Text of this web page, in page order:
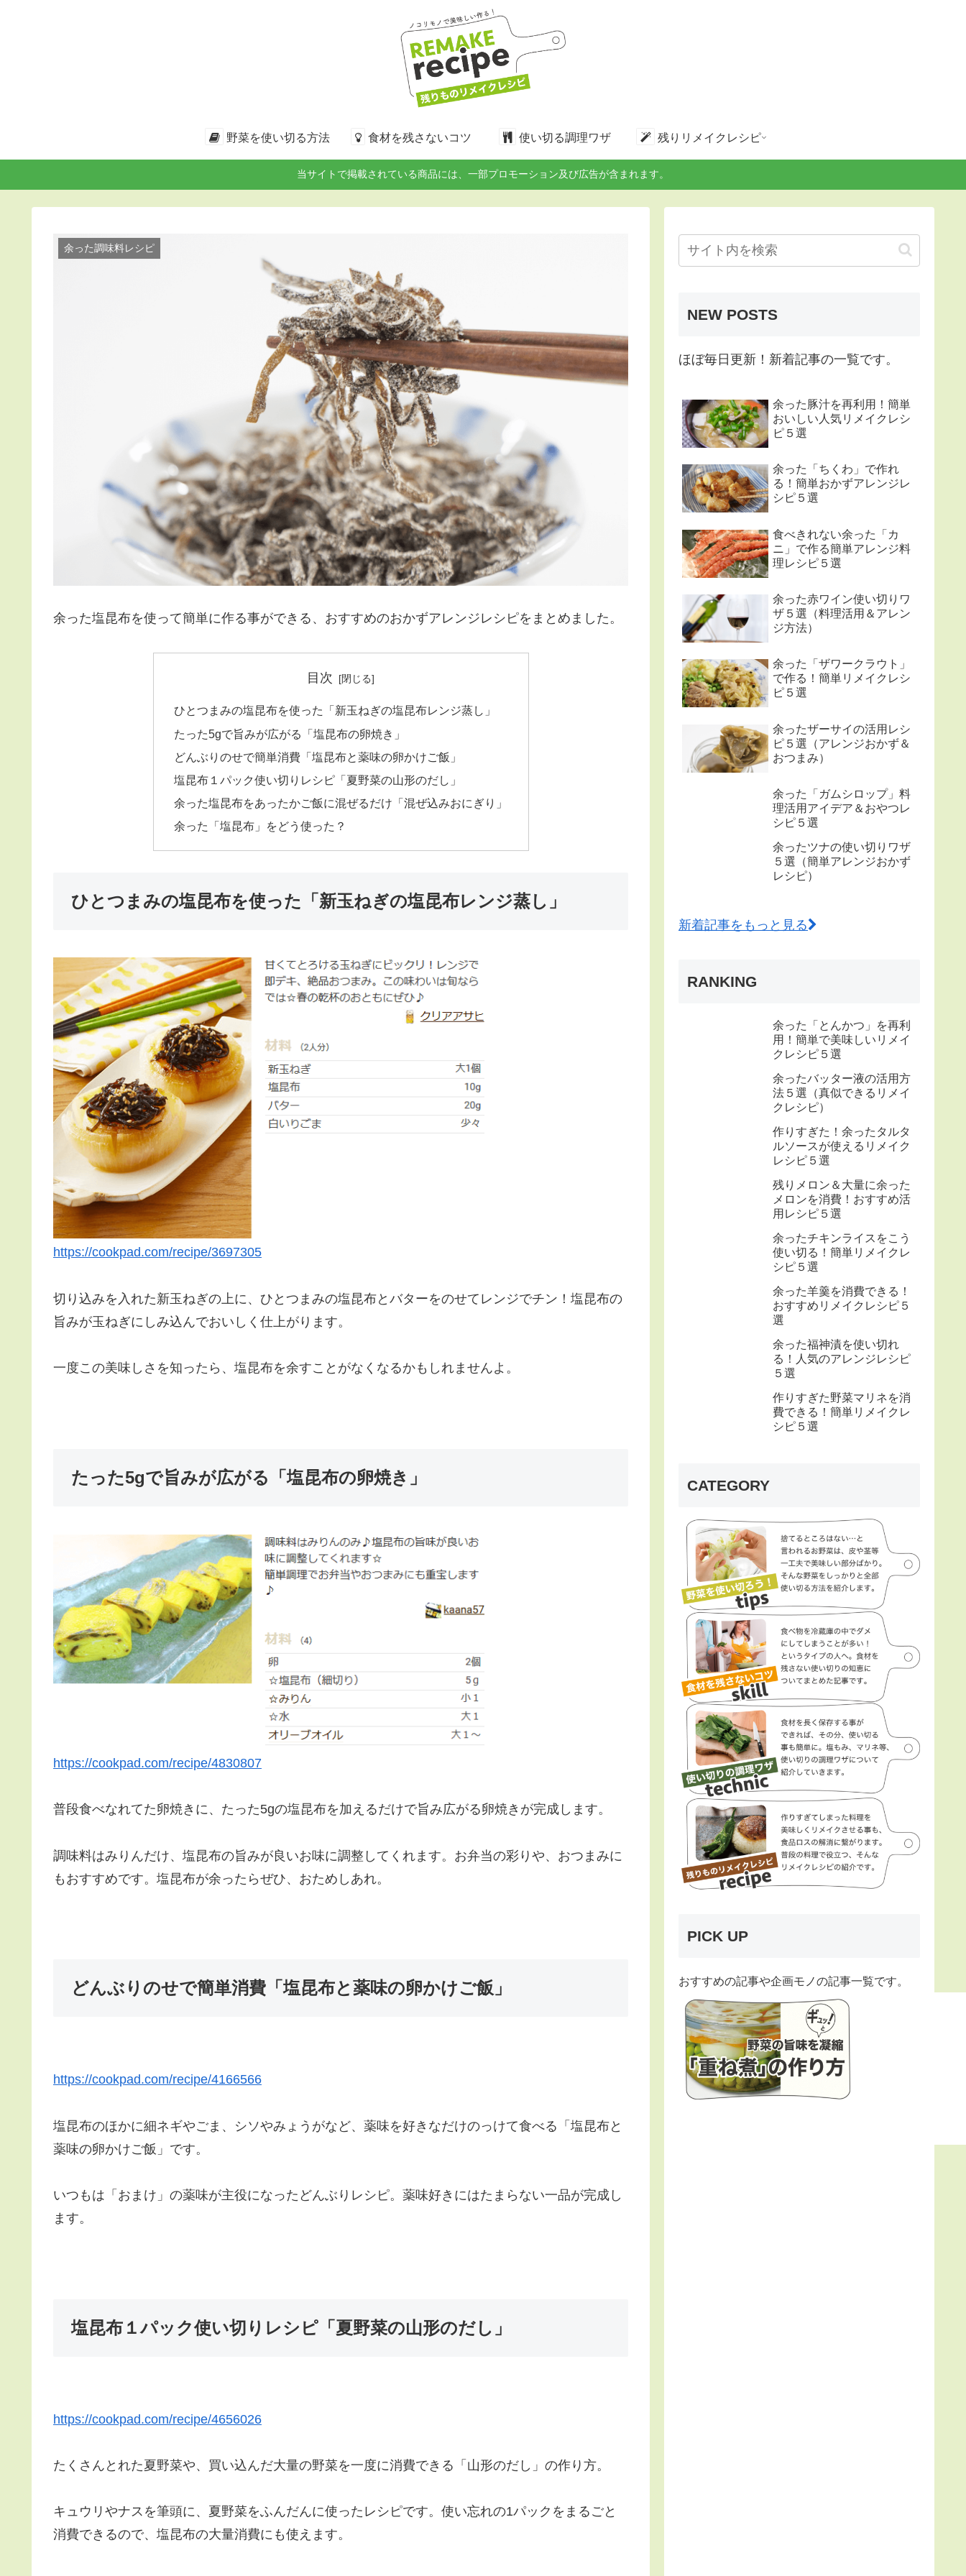
野菜を使い切る方法 食材を残さないコツ 使い切る調理ワザ 残りリメイクレシピ
当サイトで掲載されている商品には、一部プロモーション及び広告が含まれます。
余った調味料レシピ
余った塩昆布を使って簡単に作る事ができる、おすすめのおかずアレンジレシピをまとめました。
目次
ひとつまみの塩昆布を使った「新玉ねぎの塩昆布レンジ蒸し」
たった5gで旨みが広がる「塩昆布の卵焼き」
どんぶりのせで簡単消費「塩昆布と薬味の卵かけご飯」
塩昆布１パック使い切りレシピ「夏野菜の山形のだし」
余った塩昆布をあったかご飯に混ぜるだけ「混ぜ込みおにぎり」
余った「塩昆布」をどう使った？
ひとつまみの塩昆布を使った「新玉ねぎの塩昆布レンジ蒸し」
https://cookpad.com/recipe/3697305
切り込みを入れた新玉ねぎの上に、ひとつまみの塩昆布とバターをのせてレンジでチン！塩昆布の
旨みが玉ねぎにしみ込んでおいしく仕上がります。
一度この美味しさを知ったら、塩昆布を余すことがなくなるかもしれませんよ。
たった5gで旨みが広がる「塩昆布の卵焼き」
https://cookpad.com/recipe/4830807
普段食べなれてた卵焼きに、たった5gの塩昆布を加えるだけで旨み広がる卵焼きが完成します。
調味料はみりんだけ、塩昆布の旨みが良いお味に調整してくれます。お弁当の彩りや、おつまみに
もおすすめです。塩昆布が余ったらぜひ、おためしあれ。
どんぶりのせで簡単消費「塩昆布と薬味の卵かけご飯」
https://cookpad.com/recipe/4166566
塩昆布のほかに細ネギやごま、シソやみょうがなど、薬味を好きなだけのっけて食べる「塩昆布と
薬味の卵かけご飯」です。
いつもは「おまけ」の薬味が主役になったどんぶりレシピ。薬味好きにはたまらない一品が完成し
ます。
塩昆布１パック使い切りレシピ「夏野菜の山形のだし」
https://cookpad.com/recipe/4656026
たくさんとれた夏野菜や、買い込んだ大量の野菜を一度に消費できる「山形のだし」の作り方。
キュウリやナスを筆頭に、夏野菜をふんだんに使ったレシピです。使い忘れの1パックをまるごと
消費できるので、塩昆布の大量消費にも使えます。
NEW POSTS
ほぼ毎日更新！新着記事の一覧です。
余った豚汁を再利用！簡単
おいしい人気リメイクレシ
ピ５選
余った「ちくわ」で作れ
る！簡単おかずアレンジレ
シピ５選
食べきれない余った「カ
ニ」で作る簡単アレンジ料
理レシピ５選
余った赤ワイン使い切りワ
ザ５選（料理活用＆アレン
ジ方法）
余った「ザワークラウト」
で作る！簡単リメイクレシ
ピ５選
余ったザーサイの活用レシ
ピ５選（アレンジおかず＆
おつまみ）
余った「ガムシロップ」料
理活用アイデア＆おやつレ
シピ５選
余ったツナの使い切りワザ
５選（簡単アレンジおかず
レシピ）
新着記事をもっと見る
RANKING
余った「とんかつ」を再利
用！簡単で美味しいリメイ
クレシピ５選
余ったバッター液の活用方
法５選（真似できるリメイ
クレシピ）
作りすぎた！余ったタルタ
ルソースが使えるリメイク
レシピ５選
残りメロン＆大量に余った
メロンを消費！おすすめ活
用レシピ５選
余ったチキンライスをこう
使い切る！簡単リメイクレ
シピ５選
余った羊羹を消費できる！
おすすめリメイクレシピ５
選
余った福神漬を使い切れ
る！人気のアレンジレシピ
５選
作りすぎた野菜マリネを消
費できる！簡単リメイクレ
シピ５選
CATEGORY
PICK UP
おすすめの記事や企画モノの記事一覧です。